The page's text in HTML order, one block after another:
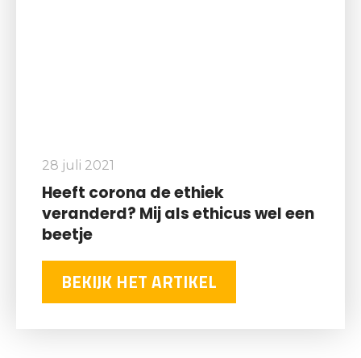
28 juli 2021
Heeft corona de ethiek
veranderd? Mij als ethicus wel een
beetje
BEKIJK HET ARTIKEL